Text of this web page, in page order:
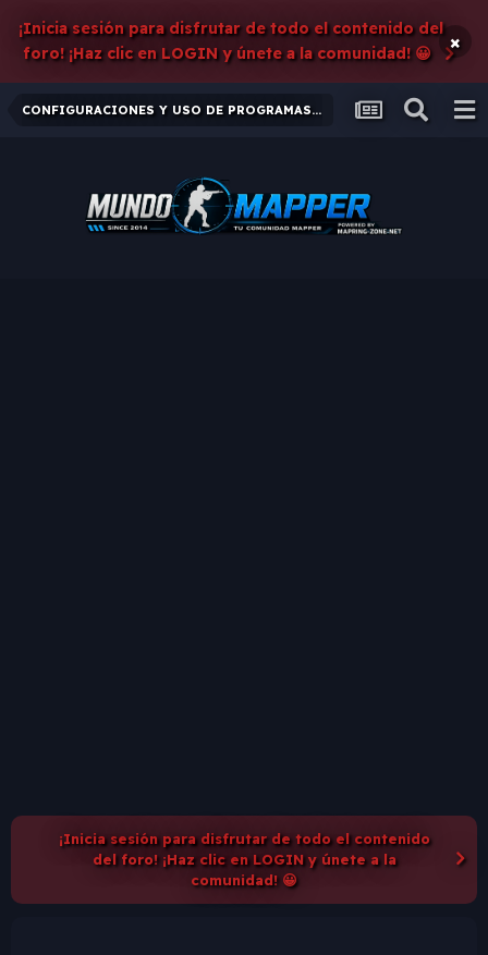
¡Inicia sesión para disfrutar de todo el contenido del
foro! ¡Haz clic en LOGIN y únete a la comunidad! 😀
×
CONFIGURACIONES Y USO DE PROGRAMAS EXTERNOS
¡Inicia sesión para disfrutar de todo el contenido
del foro! ¡Haz clic en LOGIN y únete a la
comunidad! 😀